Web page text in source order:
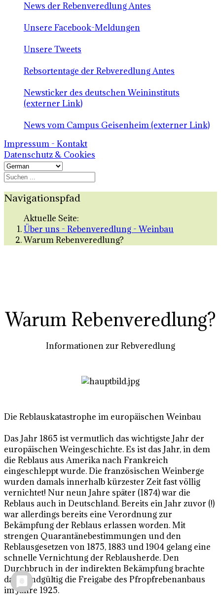
News der Rebenveredlung Antes
Unsere Facebook-Meldungen
Unsere Tweets
Rebsortentage der Rebveredlung Antes
Newsticker des deutschen Weininstituts
(externer Link)
News vom Campus Geisenheim (externer Link)
Impressum - Kontakt
Datenschutz & Cookies
Navigationspfad
Aktuelle Seite:
Über uns - Rebenveredlung - Weinbau
Warum Rebenveredlung?
Warum Rebenveredlung?
Informationen zur Rebveredlung
Die Reblauskatastrophe im europäischen Weinbau
Das Jahr 1865 ist vermutlich das wichtigste Jahr der
europäischen Weingeschichte. Es ist das Jahr, in dem
die Reblaus aus Amerika nach Frankreich
eingeschleppt wurde. Die französischen Weinberge
wurden damals innerhalb kürzester Zeit fast völlig
vernichtet! Nur neun Jahre später (1874) war die
Reblaus auch in Deutschland. Bereits ein Jahr zuvor (!)
war allerdings bereits eine Verordnung zur
Bekämpfung der Reblaus erlassen worden. Mit
strengen Quarantänebestimmungen und den
Reblausgesetzen von 1875, 1883 und 1904 gelang eine
schnelle Vernichtung der Reblausherde. Den
Durchbruch in der indirekten Bekämpfung brachte
dann endgültig die Freigabe des Pfropfrebenanbaus
im Jahre 1925.